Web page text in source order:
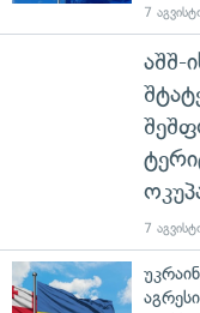
7
აშშ-
7